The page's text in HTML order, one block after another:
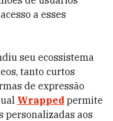
a esses
seu ecossistema
tanto curtos
de expressão
Wrapped permite
personalizadas aos